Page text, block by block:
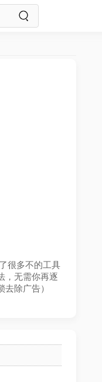
很多不的工具
，无需你再逐
除广告）